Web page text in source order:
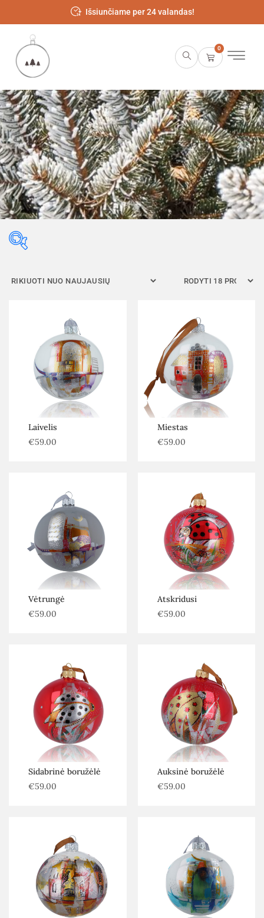
Išsiunčiame per 24 valandas!
0
Autoriniai žaislai
Eglutės, dekoracijos ir priedai
Senoviniai žaislai
Šiuolaikiniai žaislai
Filtras
Laivelis
€59.00
Miestas
€59.00
Vėtrungė
€59.00
Atskridusi
€59.00
Sidabrinė boružėlė
€59.00
Auksinė boružėlė
€59.00